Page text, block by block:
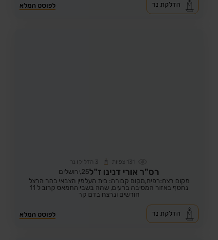
לפוסט המלא הדלקת נר
131 צפיות 3 הדליקו נר
רס"ר אורי דנינו ז"ל25, ירושלים
מקום רצח:רפיח,מקום קבורה: בית העלמין הצבאי בהר הרצל
נחטף באזור המסיבה ברעים, שהה בשבי החמאס קרוב ל 11
חודשים ונרצח בדם קר
לפוסט המלא הדלקת נר